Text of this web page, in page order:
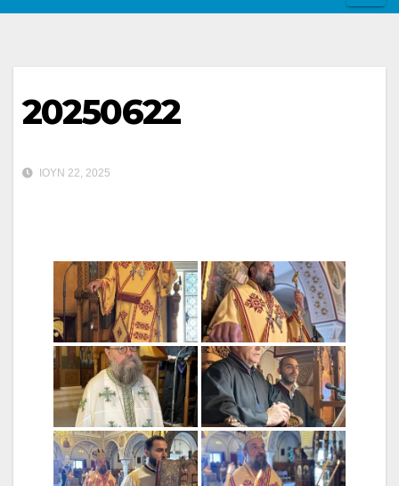
20250622
ΙΟΎΝ 22, 2025